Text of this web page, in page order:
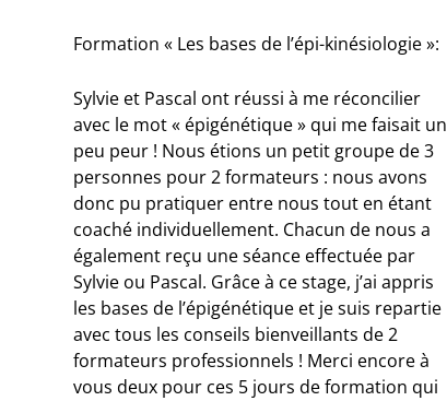
Formation « Les bases de l’épi-kinésiologie »:
Sylvie et Pascal ont réussi à me réconcilier
avec le mot « épigénétique » qui me faisait un
peu peur ! Nous étions un petit groupe de 3
personnes pour 2 formateurs : nous avons
donc pu pratiquer entre nous tout en étant
coaché individuellement. Chacun de nous a
également reçu une séance effectuée par
Sylvie ou Pascal. Grâce à ce stage, j’ai appris
les bases de l’épigénétique et je suis repartie
avec tous les conseils bienveillants de 2
formateurs professionnels ! Merci encore à
vous deux pour ces 5 jours de formation qui